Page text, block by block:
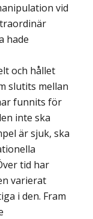
vid
hade
och hållet
slutits mellan
funnits för
inte ska
är sjuk, ska
tid har
varierat
i den. Fram